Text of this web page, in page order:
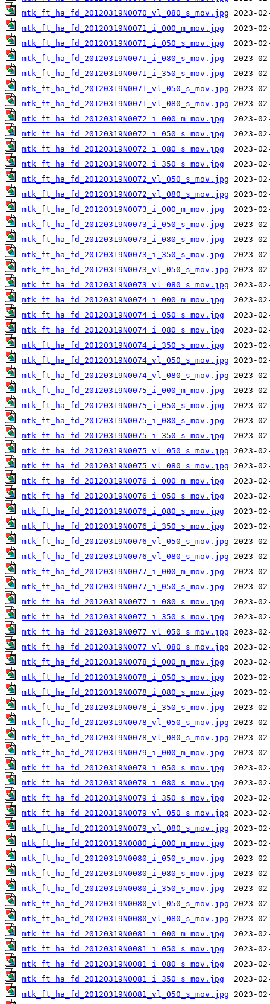
mtk_ft_ha_fd_20120319N0070_vl_080_s_mov.jpg
mtk_ft_ha_fd_20120319N0071_i_000_m_mov.jpg
mtk_ft_ha_fd_20120319N0071_i_050_s_mov.jpg
mtk_ft_ha_fd_20120319N0071_i_080_s_mov.jpg
mtk_ft_ha_fd_20120319N0071_i_350_s_mov.jpg
mtk_ft_ha_fd_20120319N0071_vl_050_s_mov.jpg
mtk_ft_ha_fd_20120319N0071_vl_080_s_mov.jpg
mtk_ft_ha_fd_20120319N0072_i_000_m_mov.jpg
mtk_ft_ha_fd_20120319N0072_i_050_s_mov.jpg
mtk_ft_ha_fd_20120319N0072_i_080_s_mov.jpg
mtk_ft_ha_fd_20120319N0072_i_350_s_mov.jpg
mtk_ft_ha_fd_20120319N0072_vl_050_s_mov.jpg
mtk_ft_ha_fd_20120319N0072_vl_080_s_mov.jpg
mtk_ft_ha_fd_20120319N0073_i_000_m_mov.jpg
mtk_ft_ha_fd_20120319N0073_i_050_s_mov.jpg
mtk_ft_ha_fd_20120319N0073_i_080_s_mov.jpg
mtk_ft_ha_fd_20120319N0073_i_350_s_mov.jpg
mtk_ft_ha_fd_20120319N0073_vl_050_s_mov.jpg
mtk_ft_ha_fd_20120319N0073_vl_080_s_mov.jpg
mtk_ft_ha_fd_20120319N0074_i_000_m_mov.jpg
mtk_ft_ha_fd_20120319N0074_i_050_s_mov.jpg
mtk_ft_ha_fd_20120319N0074_i_080_s_mov.jpg
mtk_ft_ha_fd_20120319N0074_i_350_s_mov.jpg
mtk_ft_ha_fd_20120319N0074_vl_050_s_mov.jpg
mtk_ft_ha_fd_20120319N0074_vl_080_s_mov.jpg
mtk_ft_ha_fd_20120319N0075_i_000_m_mov.jpg
mtk_ft_ha_fd_20120319N0075_i_050_s_mov.jpg
mtk_ft_ha_fd_20120319N0075_i_080_s_mov.jpg
mtk_ft_ha_fd_20120319N0075_i_350_s_mov.jpg
mtk_ft_ha_fd_20120319N0075_vl_050_s_mov.jpg
mtk_ft_ha_fd_20120319N0075_vl_080_s_mov.jpg
mtk_ft_ha_fd_20120319N0076_i_000_m_mov.jpg
mtk_ft_ha_fd_20120319N0076_i_050_s_mov.jpg
mtk_ft_ha_fd_20120319N0076_i_080_s_mov.jpg
mtk_ft_ha_fd_20120319N0076_i_350_s_mov.jpg
mtk_ft_ha_fd_20120319N0076_vl_050_s_mov.jpg
mtk_ft_ha_fd_20120319N0076_vl_080_s_mov.jpg
mtk_ft_ha_fd_20120319N0077_i_000_m_mov.jpg
mtk_ft_ha_fd_20120319N0077_i_050_s_mov.jpg
mtk_ft_ha_fd_20120319N0077_i_080_s_mov.jpg
mtk_ft_ha_fd_20120319N0077_i_350_s_mov.jpg
mtk_ft_ha_fd_20120319N0077_vl_050_s_mov.jpg
mtk_ft_ha_fd_20120319N0077_vl_080_s_mov.jpg
mtk_ft_ha_fd_20120319N0078_i_000_m_mov.jpg
mtk_ft_ha_fd_20120319N0078_i_050_s_mov.jpg
mtk_ft_ha_fd_20120319N0078_i_080_s_mov.jpg
mtk_ft_ha_fd_20120319N0078_i_350_s_mov.jpg
mtk_ft_ha_fd_20120319N0078_vl_050_s_mov.jpg
mtk_ft_ha_fd_20120319N0078_vl_080_s_mov.jpg
mtk_ft_ha_fd_20120319N0079_i_000_m_mov.jpg
mtk_ft_ha_fd_20120319N0079_i_050_s_mov.jpg
mtk_ft_ha_fd_20120319N0079_i_080_s_mov.jpg
mtk_ft_ha_fd_20120319N0079_i_350_s_mov.jpg
mtk_ft_ha_fd_20120319N0079_vl_050_s_mov.jpg
mtk_ft_ha_fd_20120319N0079_vl_080_s_mov.jpg
mtk_ft_ha_fd_20120319N0080_i_000_m_mov.jpg
mtk_ft_ha_fd_20120319N0080_i_050_s_mov.jpg
mtk_ft_ha_fd_20120319N0080_i_080_s_mov.jpg
mtk_ft_ha_fd_20120319N0080_i_350_s_mov.jpg
mtk_ft_ha_fd_20120319N0080_vl_050_s_mov.jpg
mtk_ft_ha_fd_20120319N0080_vl_080_s_mov.jpg
mtk_ft_ha_fd_20120319N0081_i_000_m_mov.jpg
mtk_ft_ha_fd_20120319N0081_i_050_s_mov.jpg
mtk_ft_ha_fd_20120319N0081_i_080_s_mov.jpg
mtk_ft_ha_fd_20120319N0081_i_350_s_mov.jpg
mtk_ft_ha_fd_20120319N0081_vl_050_s_mov.jpg